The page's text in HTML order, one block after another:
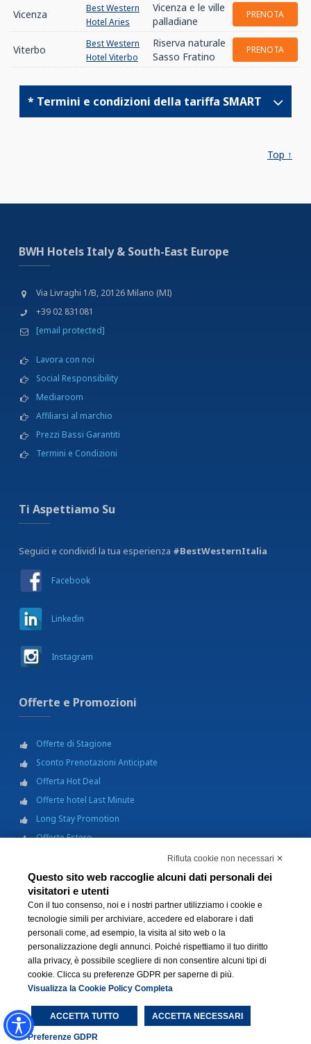
Vicenza
Best Western
Hotel Aries
Vicenza e le ville
palladiane
PRENOTA
Viterbo
Best Western
Hotel Viterbo
Riserva naturale
Sasso Fratino
PRENOTA
* Termini e condizioni della tariffa SMART
Top ↑
BWH Hotels Italy & South-East Europe
Via Livraghi 1/B, 20126 Milano (MI)
+39 02 831081
[email protected]
Lavora con noi
Social Responsibility
Mediaroom
Affiliarsi al marchio
Prezzi Bassi Garantiti
Termini e Condizioni
Ti Aspettiamo Su
Seguici e condividi la tua esperienza #BestWesternItalia
Facebook
Linkedin
Instagram
Offerte e Promozioni
Offerte di Stagione
Sconto Prenotazioni Anticipate
Offerta Hot Deal
Offerte hotel Last Minute
Long Stay Promotion
Offerte Estero
Business Hotel
Cofanetti soggiorno
Top Destinations
Rifiuta cookie non necessari ✕
Questo sito web raccoglie alcuni dati personali dei
visitatori e utenti
Con il tuo consenso, noi e i nostri partner utilizziamo i cookie e
tecnologie simili per archiviare, accedere ed elaborare i dati
personali come, ad esempio, la visita al sito web o la
personalizzazione degli annunci. Poiché rispettiamo il tuo diritto
alla privacy, è possibile scegliere di non consentire alcuni tipi di
cookie. Clicca su preferenze GDPR per saperne di più.
Visualizza la Cookie Policy Completa
ACCETTA TUTTO ACCETTA NECESSARI
Preferenze GDPR